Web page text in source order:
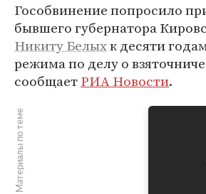
Гособвинение попросило
бывшего губернатора
Никиту Белыхк десяти
режима по делу о
сообщаетРИА Новости.
Материалы по теме